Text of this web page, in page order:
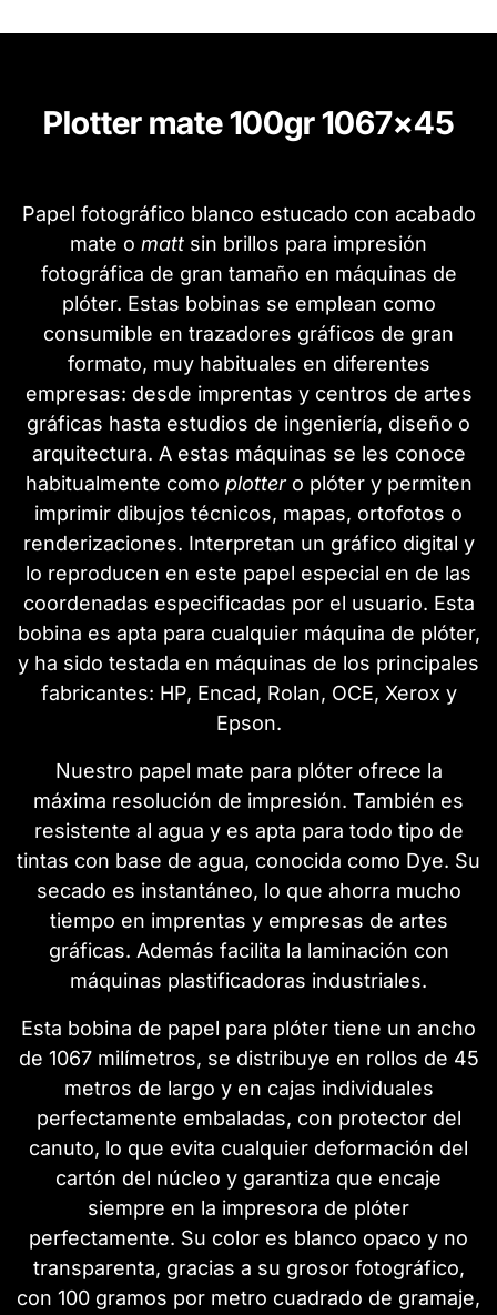
Plotter mate 100gr 1067x45
Papel fotográfico blanco estucado con acabado
mate o matt sin brillos para impresión
fotográfica de gran tamaño en máquinas de
plóter. Estas bobinas se emplean como
consumible en trazadores gráficos de gran
formato, muy habituales en diferentes
empresas: desde imprentas y centros de artes
gráficas hasta estudios de ingeniería, diseño o
arquitectura. A estas máquinas se les conoce
habitualmente como plottero plóter y permiten
imprimir dibujos técnicos, mapas, ortofotos o
renderizaciones. Interpretan un gráfico digital y
lo reproducen en este papel especial en de las
coordenadas especificadas por el usuario. Esta
bobina es apta para cualquier máquina de plóter,
y ha sido testada en máquinas de los principales
fabricantes: HP, Encad, Rolan, OCE, Xerox y
Epson.
Nuestro papel mate para plóter ofrece la
máxima resolución de impresión. También es
resistente al agua y es apta para todo tipo de
tintas con base de agua, conocida como Dye. Su
secado es instantáneo, lo que ahorra mucho
tiempo en imprentas y empresas de artes
gráficas. Además facilita la laminación con
máquinas plastificadoras industriales.
Esta bobina de papel para plóter tiene un ancho
de 1067 milímetros, se distribuye en rollos de 45
metros de largo y en cajas individuales
perfectamente embaladas, con protector del
canuto, lo que evita cualquier deformación del
cartón del núcleo y garantiza que encaje
siempre en la impresora de plóter
perfectamente. Su color es blanco opaco y no
transparenta, gracias a su grosor fotográfico,
con 100 gramos por metro cuadrado de gramaje,